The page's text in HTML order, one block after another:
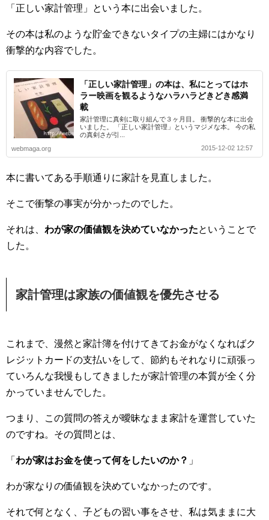
「正しい家計管理」という本に出会いました。
その本は私のような貯金できないタイプの主婦にはかなり
衝撃的な内容でした。
「正しい家計管理」の本は、私にとってはホ
ラー映画を観るようなハラハラどきどき感満
載
家計管理に真剣に取り組んで３ヶ月目。 衝撃的な本に出会
いました。 「正しい家計管理」というマジメな本。 今の私
の真剣さが引...
webmaga.org
2015-12-02 12:57
本に書いてある手順通りに家計を見直しました。
そこで衝撃の事実が分かったのでした。
それは、 わが家の価値観を決めていなかったということで
した。
家計管理は家族の価値観を優先させる
これまで、漫然と家計簿を付けてきてお金がなくなればク
レジットカードの支払いをして、節約もそれなりに頑張っ
ていろんな我慢もしてきましたが家計管理の本質が全く分
かっていませんでした。
つまり、この質問の答えが曖昧なまま家計を運営していた
のですね。その質問とは、
「 わが家はお金を使って何をしたいのか？ 」
わが家なりの価値観を決めていなかったのです。
それで何となく、子どもの習い事をさせ、私は気ままに大